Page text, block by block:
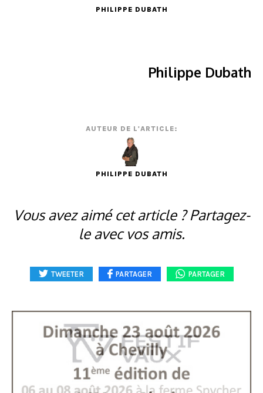
PHILIPPE DUBATH
Philippe Dubath
AUTEUR DE L'ARTICLE:
PHILIPPE DUBATH
Vous avez aimé cet article ? Partagez-
le avec vos amis.
TWEETER PARTAGER PARTAGER